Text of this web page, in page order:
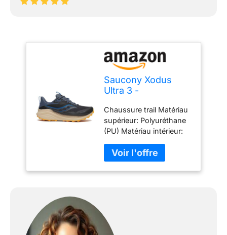
Saucony Xodus
Ultra 3 -
Chaussure trail Matériau
supérieur: Polyuréthane
(PU) Matériau intérieur:
Rubber Sentier